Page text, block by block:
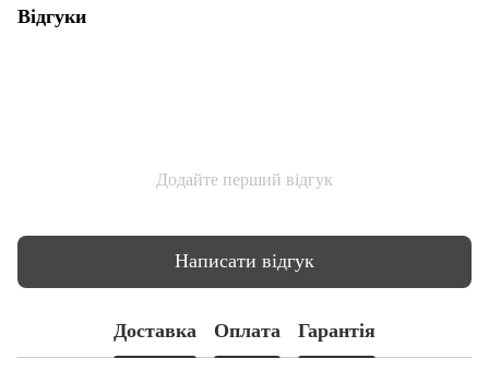
Відгуки
Додайте перший відгук
Написати відгук
Доставка Оплата Гарантія